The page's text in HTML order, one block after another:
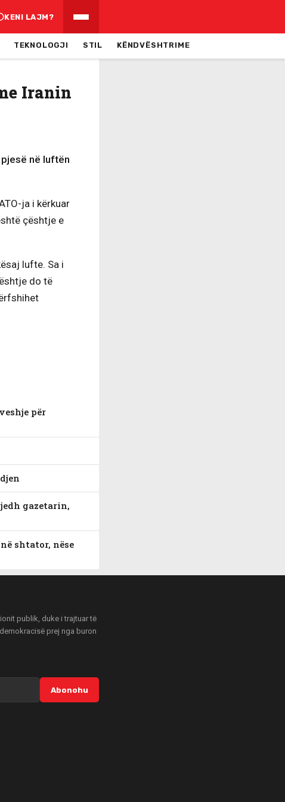
KENI LAJM?
TEKNOLOGJI STIL KËNDVËSHTRIME
Iranin
në luftën
ja i kërkuar
çështje e
lufte. Sa i
do të
për
gazetarin,
shtator, nëse
publik, duke i trajtuar të
prej nga buron
Abonohu